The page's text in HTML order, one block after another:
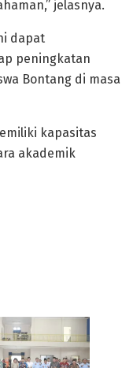
jelasnya.
dapat
peningkatan
Bontang di masa
kapasitas
akademik